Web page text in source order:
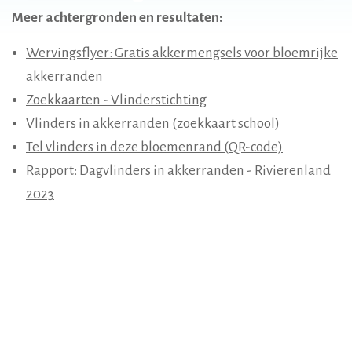
Meer achtergronden en resultaten:
Wervingsflyer: Gratis akkermengsels voor bloemrijke
akkerranden
Zoekkaarten - Vlinderstichting
Vlinders in akkerranden (zoekkaart school)
Tel vlinders in deze bloemenrand (QR-code)
Rapport: Dagvlinders in akkerranden - Rivierenland
2023